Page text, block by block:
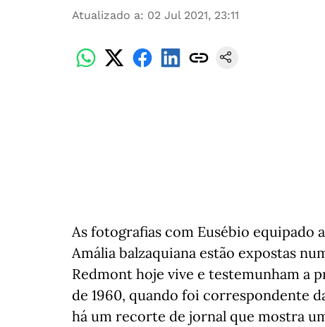
Atualizado a: 02 Jul 2021, 23:11
As fotografias com Eusébio equipado
Amália balzaquiana estão expostas
Redmont hoje vive e testemunham a
de 1960, quando foi correspondente
há um recorte de jornal que mostra